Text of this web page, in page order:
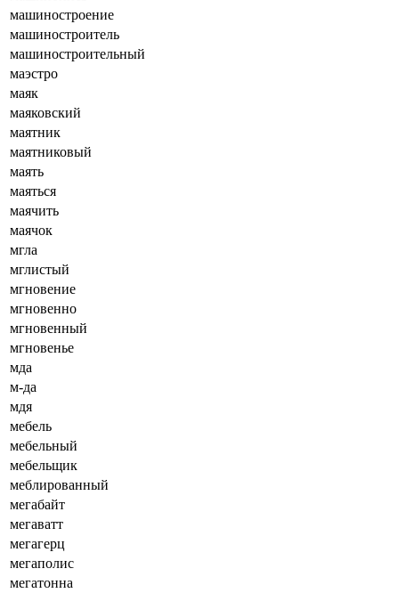
машиностроение
машиностроитель
машиностроительный
маэстро
маяк
маяковский
маятник
маятниковый
маять
маяться
маячить
маячок
мгла
мглистый
мгновение
мгновенно
мгновенный
мгновенье
мда
м-да
мдя
мебель
мебельный
мебельщик
меблированный
мегабайт
мегаватт
мегагерц
мегаполис
мегатонна